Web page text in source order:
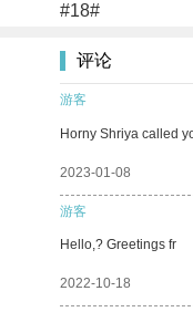
#18#
评论
游客
Horny Shriya called
2023-01-08
游客
Hello,? Greetings fr
2022-10-18